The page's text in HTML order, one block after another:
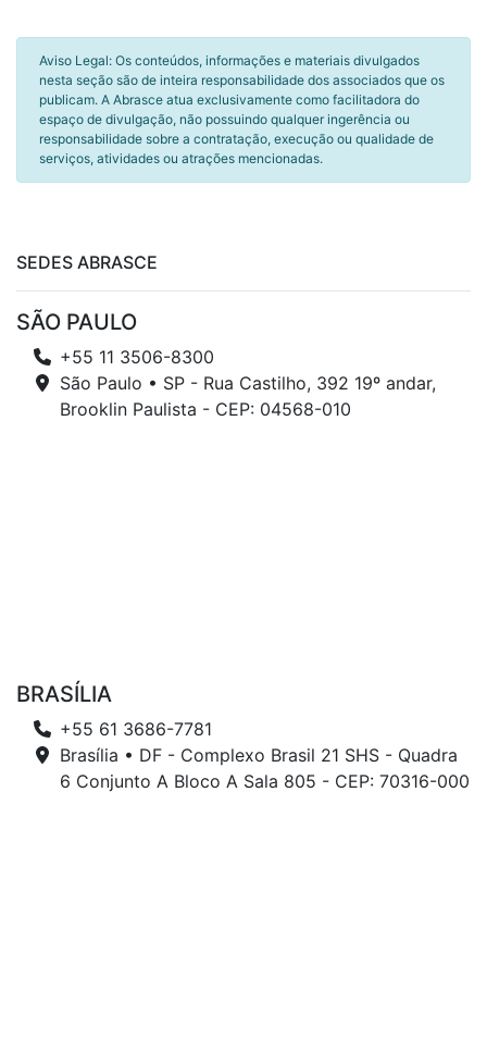
Aviso Legal: Os conteúdos, informações e materiais divulgados
nesta seção são de inteira responsabilidade dos associados que os
publicam. A Abrasce atua exclusivamente como facilitadora do
espaço de divulgação, não possuindo qualquer ingerência ou
responsabilidade sobre a contratação, execução ou qualidade de
serviços, atividades ou atrações mencionadas.
SEDES ABRASCE
SÃO PAULO
+55 11 3506-8300
São Paulo • SP - Rua Castilho, 392 19º andar,
Brooklin Paulista - CEP: 04568-010
BRASÍLIA
+55 61 3686-7781
Brasília • DF - Complexo Brasil 21 SHS - Quadra
6 Conjunto A Bloco A Sala 805 - CEP: 70316-000